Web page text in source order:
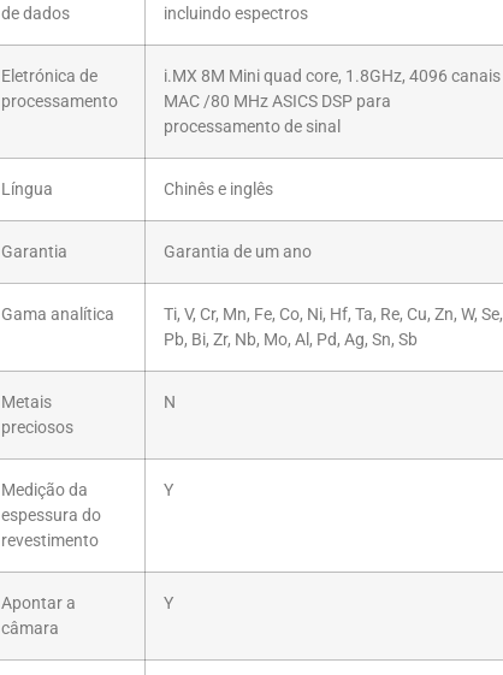
de dados
incluindo espectros
Eletrónica de
processamento
i.MX 8M Mini quad core, 1.8GHz, 4096 canais
MAC /80 MHz ASICS DSP para
processamento de sinal
Língua Chinês e inglês
Garantia Garantia de um ano
Gama analítica
Ti, V, Cr, Mn, Fe, Co, Ni, Hf, Ta, Re, Cu, Zn, W, Se,
Pb, Bi, Zr, Nb, Mo, Al, Pd, Ag, Sn, Sb
Metais
preciosos
N
Medição da
espessura do
revestimento
Y
Apontar a
câmara
Y